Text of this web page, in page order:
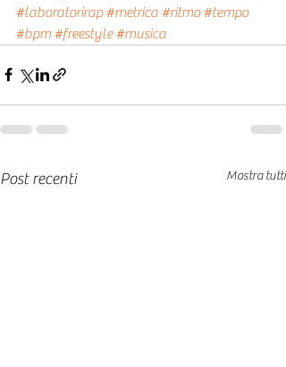
#laboratorirap #metrica #ritmo #tempo
#bpm #freestyle #musica
Post recenti Mostra tutti